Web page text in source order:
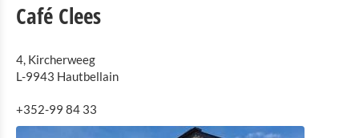
Sehenswürdigkeiten
Naturpark Our
Café Clees
4, Kircherweeg
L-9943 Hautbellain
+352-99 84 33